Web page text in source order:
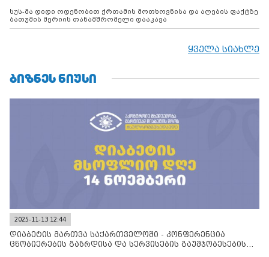
სუს-მა დიდი ოდენობით ქრთამის მოთხოვნისა და აღების ფაქტზე
ბათუმის მერიის თანამშრომელი დააკავა
ყველა სიახლე
ᲑᲘᲖᲜᲔᲡ ᲜᲘᲣᲡᲘ
2025-11-13 12:44
დიაბეტის მართვა საქართველოში - კონფერენცია
ცნობიერების გაზრდისა და სერვისების გაუმჯობესების